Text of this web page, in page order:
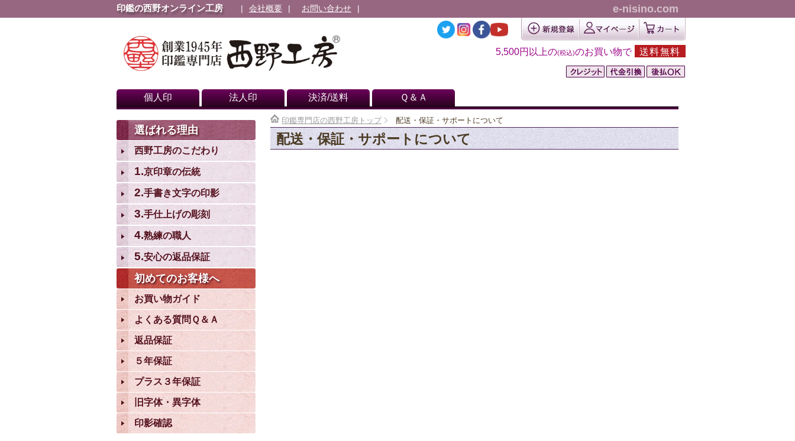
印鑑の西野オンライン工房 会社概要 お問い合わせ e-nisino.com
5,500円以上の(税込)のお買い物で 送料無料
個人印 法人印 決済/送料 Ｑ＆Ａ
選ばれる理由
西野工房のこだわり
1.京印章の伝統
2.手書き文字の印影
3.手仕上げの彫刻
4.熟練の職人
5.安心の返品保証
初めてのお客様へ
お買い物ガイド
よくある質問Ｑ＆Ａ
返品保証
５年保証
プラス３年保証
旧字体・異字体
印影確認
印鑑専門店の西野工房トップ 配送・保証・サポートについて
配送・保証・サポートについて